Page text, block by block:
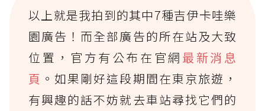
以上就是我拍到的其中7種吉伊卡哇樂
園廣告！而全部廣告的所在站及大致
位置，官方有公布在官網 最新消息
頁 。如果剛好這段期間在東京旅遊，
有興趣的話不妨就去車站尋找它們的